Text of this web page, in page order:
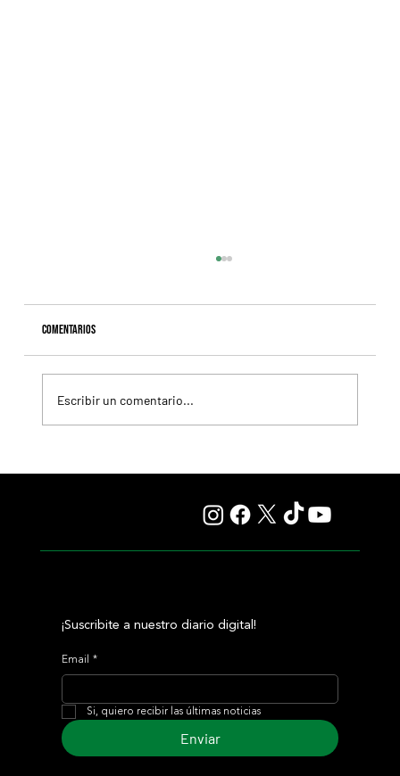
Comentarios
Escribir un comentario...
¡Suscribite a nuestro diario digital!
Email *
Si, quiero recibir las últimas noticias
Enviar